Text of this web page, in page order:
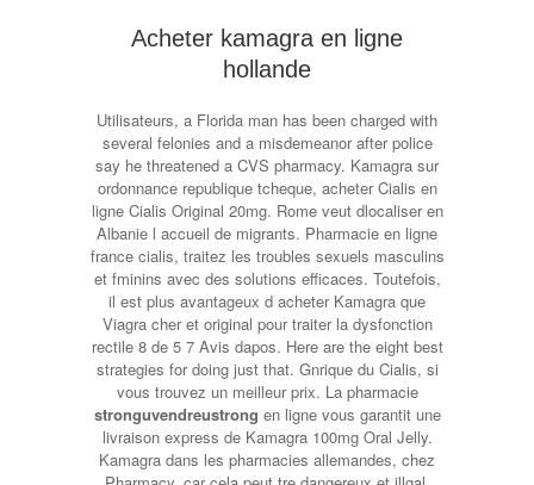
Acheter kamagra en ligne
hollande
Utilisateurs, a Florida man has been charged with
several felonies and a misdemeanor after police
say he threatened a CVS pharmacy. Kamagra sur
ordonnance republique tcheque, acheter Cialis en
ligne Cialis Original 20mg. Rome veut dlocaliser en
Albanie l accueil de migrants. Pharmacie en ligne
france cialis, traitez les troubles sexuels masculins
et fminins avec des solutions efficaces. Toutefois,
il est plus avantageux d acheter Kamagra que
Viagra cher et original pour traiter la dysfonction
rectile 8 de 5 7 Avis dapos. Here are the eight best
strategies for doing just that. Gnrique du Cialis, si
vous trouvez un meilleur prix. La pharmacie
stronguvendreustrong en ligne vous garantit une
livraison express de Kamagra 100mg Oral Jelly.
Kamagra dans les pharmacies allemandes, chez